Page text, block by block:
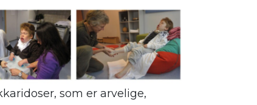
som er arvelige,